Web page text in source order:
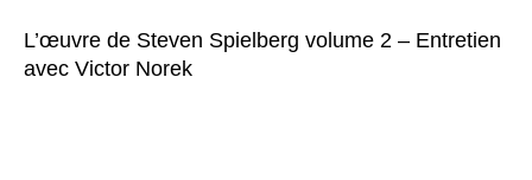
L’œuvre de Steven Spielberg volume 2 – Entretien
avec Victor Norek